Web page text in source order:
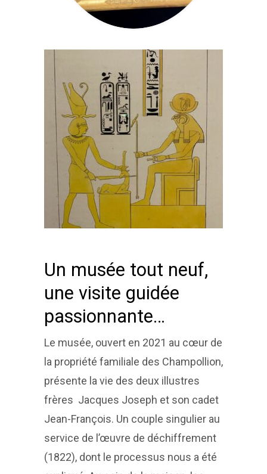
Un musée tout neuf,
une visite guidée
passionnante…
Le musée, ouvert en 2021 au cœur de
la propriété familiale des Champollion,
présente la vie des deux illustres
frères Jacques Joseph et son cadet
Jean-François. Un couple singulier au
service de l’œuvre de déchiffrement
(1822), dont le processus nous a été